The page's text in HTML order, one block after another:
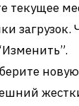
текущее
загрузок.